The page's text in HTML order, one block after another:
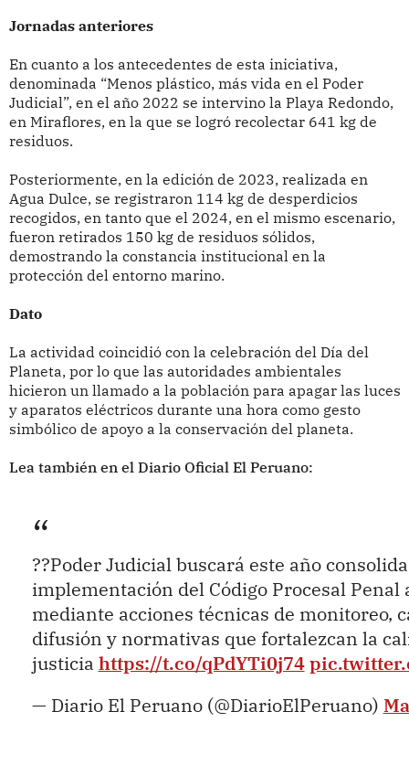
Jornadas anteriores
En cuanto a los antecedentes de esta iniciativa,
denominada “Menos plástico, más vida en el Poder
Judicial”, en el año 2022 se intervino la Playa Redondo,
en Miraflores, en la que se logró recolectar 641 kg de
residuos.
Posteriormente, en la edición de 2023, realizada en
Agua Dulce, se registraron 114 kg de desperdicios
recogidos, en tanto que el 2024, en el mismo escenario,
fueron retirados 150 kg de residuos sólidos,
demostrando la constancia institucional en la
protección del entorno marino.
Dato
La actividad coincidió con la celebración del Día del
Planeta, por lo que las autoridades ambientales
hicieron un llamado a la población para apagar las luces
y aparatos eléctricos durante una hora como gesto
simbólico de apoyo a la conservación del planeta.
Lea también en el Diario Oficial El Peruano:
??Poder Judicial buscará este año
implementación del Código Procesal Penal
mediante acciones técnicas de monitoreo,
difusión y normativas que fortalezcan la
justicia https://t.co/qPdYTi0j74
— Diario El Peruano (@DiarioElPeruano)